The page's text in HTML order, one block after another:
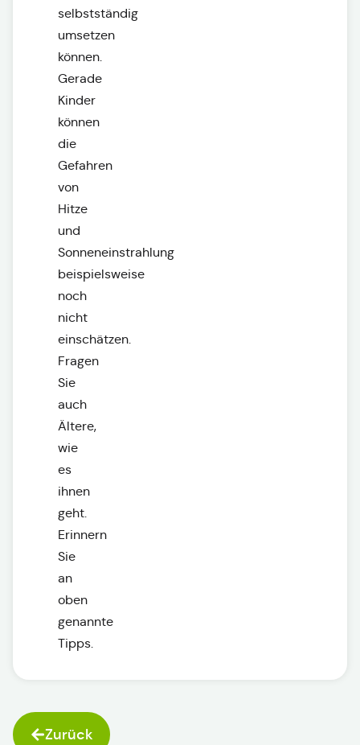
selbstständig
umsetzen
können.
Gerade
Kinder
können
die
Gefahren
von
Hitze
und
Sonneneinstrahlung
beispielsweise
noch
nicht
einschätzen.
Fragen
Sie
auch
Ältere,
wie
es
ihnen
geht.
Erinnern
Sie
an
oben
genannte
Tipps.
Zurück